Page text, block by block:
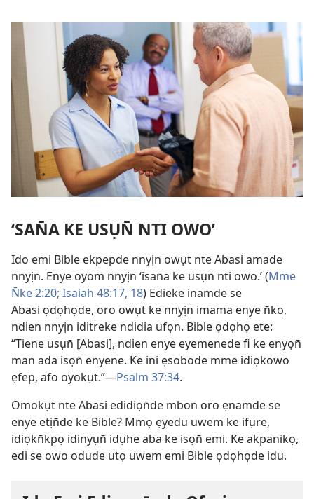
‘SAN̄A KE USỤN̄ NTI OWO’
Ido emi Bible ekpepde nnyịn owụt nte Abasi amade
nnyịn. Enye oyom nnyịn ‘isan̄a ke usụn̄ nti owo.’ (Mme
N̄ke 2:20; Isaiah 48:17, 18) Edieke inamde se
Abasi ọdọhọde, oro owụt ke nnyịn imama enye n̄ko,
ndien nnyịn iditreke ndidia ufọn. Bible ọdọhọ ete:
“Tiene usụn̄ [Abasi], ndien enye eyemenede fi ke enyọn̄
man ada isọn̄ enyene. Ke ini ẹsobode mme idiọkowo
ẹfep, afo oyokụt.”—Psalm 37:34.
Omokụt nte Abasi edidiọn̄de mbon oro ẹnamde se
enye etịn̄de ke Bible? Mmọ ẹyedu uwem ke ifụre,
idiọkn̄kpọ idinyụn̄ idụhe aba ke isọn̄ emi. Ke akpanikọ,
edi se owo odude utọ uwem emi Bible ọdọhọde idu.